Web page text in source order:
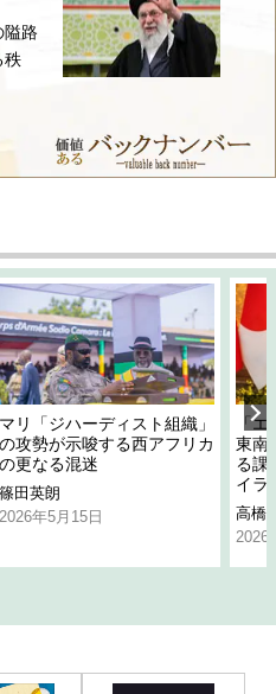
隘路
秩
マリ「ジハーディスト組織」
の攻勢が示唆する西アフリカ
の更なる混迷
篠田英朗
2026年5月15日
「
東南
る課
イラ
高橋
2026